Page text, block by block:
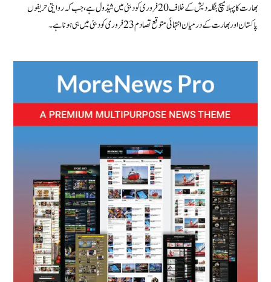
بھارت کا پہلا میچ بنگلہ دیش کے خلاف 20 فروری کو دبئی میں شیڈول ہے، جب کہ روایتی حریفوں
پاکستان اور بھارت کے درمیان انتہائی متوقع تصادم 23 فروری کو دبئی میں ہی ہونا ہے۔